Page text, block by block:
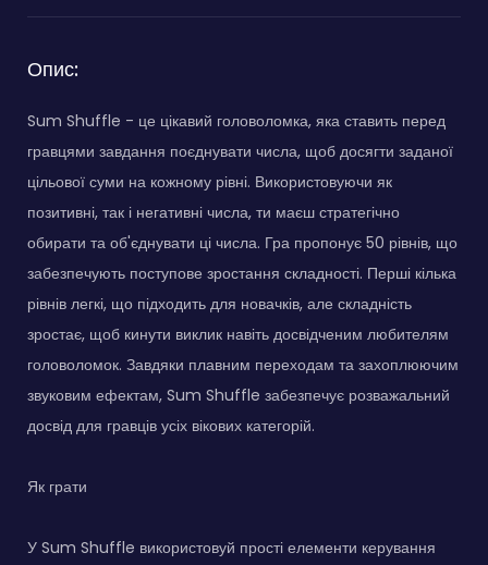
Опис:
Sum Shuffle - це цікавий головоломка, яка ставить перед
гравцями завдання поєднувати числа, щоб досягти заданої
цільової суми на кожному рівні. Використовуючи як
позитивні, так і негативні числа, ти маєш стратегічно
обирати та об'єднувати ці числа. Гра пропонує 50 рівнів, що
забезпечують поступове зростання складності. Перші кілька
рівнів легкі, що підходить для новачків, але складність
зростає, щоб кинути виклик навіть досвідченим любителям
головоломок. Завдяки плавним переходам та захоплюючим
звуковим ефектам, Sum Shuffle забезпечує розважальний
досвід для гравців усіх вікових категорій.
Як грати
У Sum Shuffle використовуй прості елементи керування